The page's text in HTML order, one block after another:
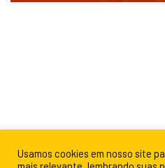
Usamos cookies em nosso site